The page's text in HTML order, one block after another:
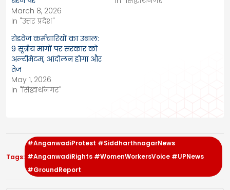
March 8, 2026
In "उत्तर प्रदेश"
रोडवेज कर्मचारियों का उबाल:
9 सूत्रीय मांगों पर सरकार को
अल्टीमेटम, आंदोलन होगा और
तेज
May 1, 2026
In "सिद्धार्थनगर"
Tags:
#AnganwadiProtest #SiddharthnagarNews
#AnganwadiRights #WomenWorkersVoice #UPNews
#GroundReport